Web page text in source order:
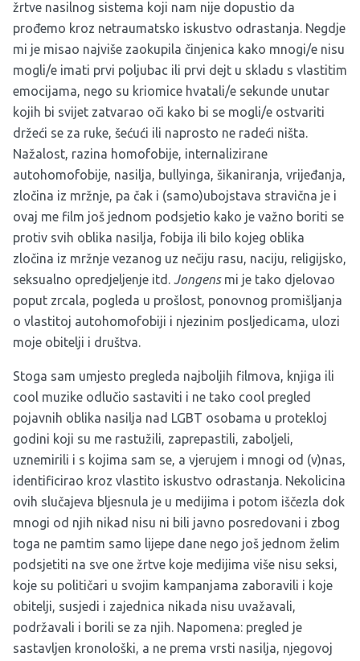
žrtve nasilnog sistema koji nam nije dopustio da
prođemo kroz netraumatsko iskustvo odrastanja. Negdje
mi je misao najviše zaokupila činjenica kako mnogi/e nisu
mogli/e imati prvi poljubac ili prvi dejt u skladu s vlastitim
emocijama, nego su kriomice hvatali/e sekunde unutar
kojih bi svijet zatvarao oči kako bi se mogli/e ostvariti
držeći se za ruke, šećući ili naprosto ne radeći ništa.
Nažalost, razina homofobije, internalizirane
autohomofobije, nasilja, bullyinga, šikaniranja, vrijeđanja,
zločina iz mržnje, pa čak i (samo)ubojstava stravična je i
ovaj me film još jednom podsjetio kako je važno boriti se
protiv svih oblika nasilja, fobija ili bilo kojeg oblika
zločina iz mržnje vezanog uz nečiju rasu, naciju, religijsko,
seksualno opredjeljenje itd. Jongensmi je tako djelovao
poput zrcala, pogleda u prošlost, ponovnog promišljanja
o vlastitoj autohomofobiji i njezinim posljedicama, ulozi
moje obitelji i društva.
Stoga sam umjesto pregleda najboljih filmova, knjiga ili
cool muzike odlučio sastaviti i ne tako cool pregled
pojavnih oblika nasilja nad LGBT osobama u protekloj
godini koji su me rastužili, zaprepastili, zaboljeli,
uznemirili i s kojima sam se, a vjerujem i mnogi od (v)nas,
identificirao kroz vlastito iskustvo odrastanja. Nekolicina
ovih slučajeva bljesnula je u medijima i potom iščezla dok
mnogi od njih nikad nisu ni bili javno posredovani i zbog
toga ne pamtim samo lijepe dane nego još jednom želim
podsjetiti na sve one žrtve koje medijima više nisu seksi,
koje su političari u svojim kampanjama zaboravili i koje
obitelji, susjedi i zajednica nikada nisu uvažavali,
podržavali i borili se za njih. Napomena: pregled je
sastavljen kronološki, a ne prema vrsti nasilja, njegovoj